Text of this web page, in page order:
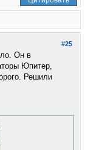
#25
Он в
Юпитер,
Решили